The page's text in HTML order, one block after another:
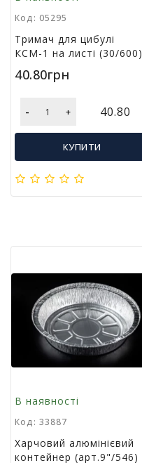
в
о
и
о
с
л
в
д
п
о
Код: 05295
Тримач для цибулі
КСМ-1 на листі (30/600)
40.80грн
- + 40.80
КУПИТИ
В наявності
Код: 33887
Харчовий алюмінієвий
контейнер (арт.9"/546)